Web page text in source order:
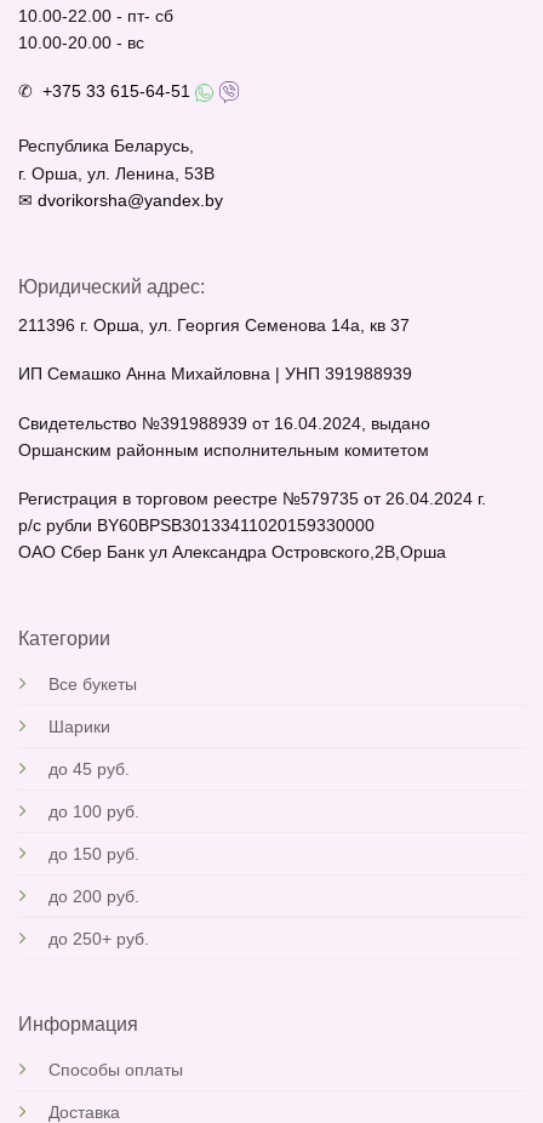
10.00-22.00 - пт- сб
10.00-20.00 - вс
✆ +375 33 615-64-51
Республика Беларусь,
г. Орша, ул. Ленина, 53В
✉ dvorikorsha@yandex.by
Категории
Все букеты
Шарики
до 45 руб.
до 100 руб.
до 150 руб.
до 200 руб.
до 250+ руб.
Информация
Способы оплаты
Доставка
Юридический адрес:
211396 г. Орша, ул. Георгия Семенова 14а, кв 37
ИП Семашко Анна Михайловна | УНП 391988939
Свидетельство №391988939 от 16.04.2024, выдано
Оршанским районным исполнительным комитетом
Регистрация в торговом реестре №579735 от 26.04.2024 г.
р/c рубли BY60BPSB30133411020159330000
ОАО Сбер Банк ул Александра Островского,2В,Орша